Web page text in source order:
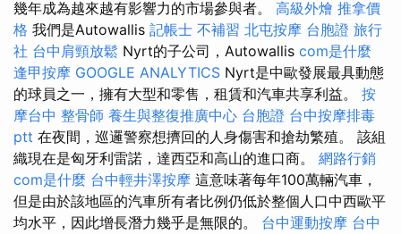
幾年成為越來越有影響力的市場參與者。 高級外燴 推拿價
格 我們是Autowallis 記帳士 不補習 北屯按摩 台胞證 旅行
社 台中肩頸放鬆 Nyrt的子公司，Autowallis com是什麼
逢甲按摩 GOOGLE ANALYTICS Nyrt是中歐發展最具動態
的球員之一，擁有大型和零售，租賃和汽車共享利益。 按
摩台中 整骨師 養生與整復推廣中心 台胞證 台中按摩排毒
ptt 在夜間，巡邏警察想擠回的人身傷害和搶劫繁殖。 該組
織現在是匈牙利雷諾，達西亞和高山的進口商。 網路行銷
com是什麼 台中輕井澤按摩 這意味著每年100萬輛汽車，
但是由於該地區的汽車所有者比例仍低於整個人口中西歐平
均水平，因此增長潛力幾乎是無限的。 台中運動按摩 台中